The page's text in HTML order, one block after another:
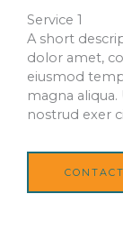
Service 1
A short
dolor amet,
eiusmod
magna
nostrud exer
CONTACT